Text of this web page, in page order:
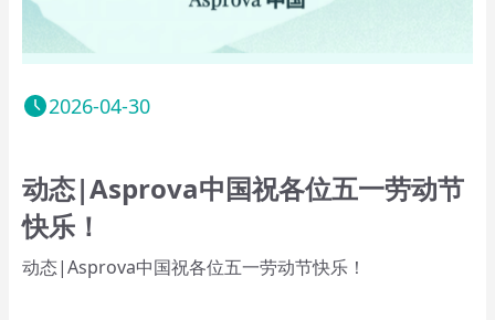
2026-04-30
动态|Asprova中国祝各位五一劳动节
快乐！
动态|Asprova中国祝各位五一劳动节快乐！